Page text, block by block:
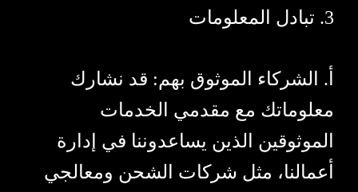
3. تبادل المعلومات
أ. الشركاء الموثوق بهم: قد نشارك
معلوماتك مع مقدمي الخدمات
الموثوقين الذين يساعدوننا في إدارة
أعمالنا، مثل شركات الشحن ومعالجي